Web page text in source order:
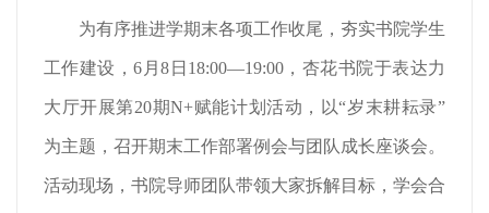
为有序推进学期末各项工作收尾，夯实书院学生
工作建设，6月8日18:00—19:00，杏花书院于表达力
大厅开展第20期N+赋能计划活动，以“岁末耕耘录”
为主题，召开期末工作部署例会与团队成长座谈会。
活动现场，书院导师团队带领大家拆解目标，学会合